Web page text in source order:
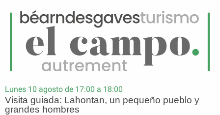
Menú
Página principal
Visita guiada: Lahontan, un pequeño pueblo y grandes hombres
Lunes 10 agosto de 17:00 a 18:00
Visita guiada: Lahontan, un pequeño pueblo y
grandes hombres